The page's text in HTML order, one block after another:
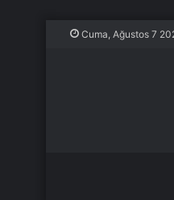
Cuma, Ağustos 7